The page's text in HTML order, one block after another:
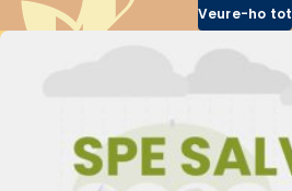
Veure-ho tot